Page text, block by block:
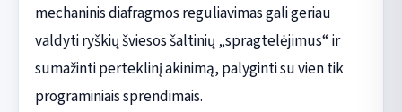
mechaninis diafragmos reguliavimas gali geriau
valdyti ryškių šviesos šaltinių „spragtelėjimus“ ir
sumažinti perteklinį akinimą, palyginti su vien tik
programiniais sprendimais.